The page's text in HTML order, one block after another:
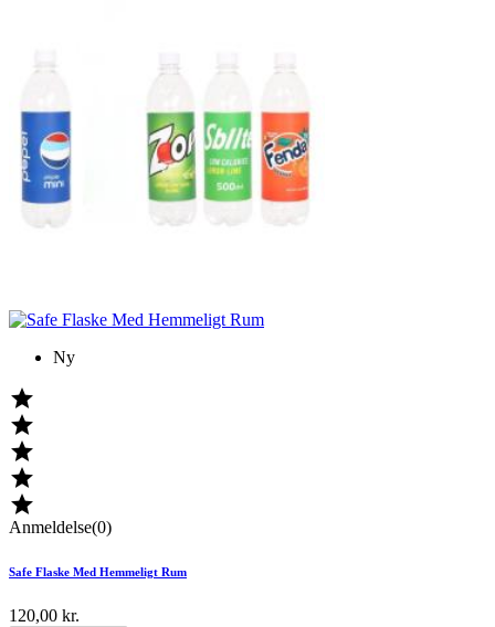
Ny





Anmeldelse(0)
Safe Flaske Med Hemmeligt Rum
120,00 kr.